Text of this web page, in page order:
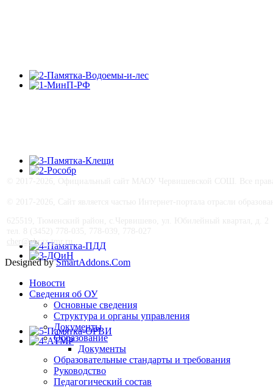
cher@obraz-tmr.ru
Designed bySmartAddons.Com
Новости
Сведения об ОУ
Основные сведения
Структура и органы управления
Документы
Образование
Документы
Образовательные стандарты и требования
Руководство
Педагогический состав